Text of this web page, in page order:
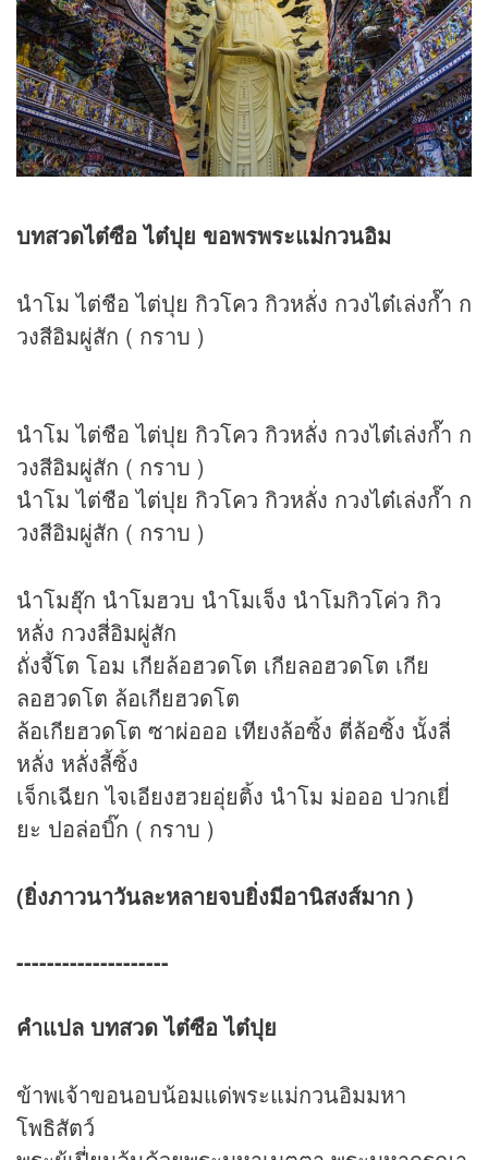
บทสวดไต๋ซือ ไต๋ปุย ขอพรพระแม่กวนอิม
นำโม ไต่ชือ ไต่ปุย กิวโคว กิวหลั่ง กวงไต๋เล่งก๊ำ ก
วงสีอิมผู่สัก ( กราบ )
นำโม ไต่ชือ ไต่ปุย กิวโคว กิวหลั่ง กวงไต๋เล่งก๊ำ ก
วงสีอิมผู่สัก ( กราบ )
นำโม ไต่ชือ ไต่ปุย กิวโคว กิวหลั่ง กวงไต๋เล่งก๊ำ ก
วงสีอิมผู่สัก ( กราบ )
นำโมฮุ๊ก นำโมฮวบ นำโมเจ็ง นำโมกิวโค่ว กิว
หลั่ง กวงสี่อิมผู่สัก
ถั่งจี้โต โอม เกียล้อฮวดโต เกียลอฮวดโต เกีย
ลอฮวดโต ล้อเกียฮวดโต
ล้อเกียฮวดโต ซาผ่อออ เทียงล้อซิ้ง ตี่ล้อซิ้ง นั้งลี่
หลั่ง หลั่งลี้ซิ้ง
เจ็กเฉียก ไจเอียงฮวยอุ่ยติ้ง นำโม ม่อออ ปวกเยี่
ยะ ปอล่อบิ๊ก ( กราบ )
(ยิ่งภาวนาวันละหลายจบยิ่งมีอานิสงส์มาก )
--------------------
คำแปล บทสวด ไต๋ซือ ไต๋ปุย
ข้าพเจ้าขอนอบน้อมแด่พระแม่กวนอิมมหา
โพธิสัตว์